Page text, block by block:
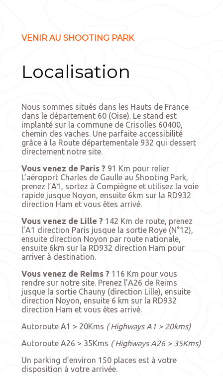
VENIR AU SHOOTING PARK
Localisation
Nous sommes situés dans les Hauts de France
dans le département 60 (Oise). Le stand est
implanté sur la commune de Crisolles 60400,
chemin des vaches. Une parfaite accessibilité
grâce à la Route départementale 932 qui dessert
directement notre site.
Vous venez de Paris ? 91 Km pour relier
L’aéroport Charles de Gaulle au Shooting Park,
prenez l’A1, sortez à Compiègne et utilisez la voie
rapide jusque Noyon, ensuite 6km sur la RD932
direction Ham et vous êtes arrivé.
Vous venez de Lille ? 142 Km de route, prenez
l’A1 direction Paris jusque la sortie Roye (N°12),
ensuite direction Noyon par route nationale,
ensuite 6km sur la RD932 direction Ham pour
arriver à destination.
Vous venez de Reims ? 116 Km pour vous
rendre sur notre site. Prenez l’A26 de Reims
jusque la sortie Chauny (direction Lille), ensuite
direction Noyon, ensuite 6 km sur la RD932
direction Ham et vous êtes arrivé.
Autoroute A1 > 20Kms ( Highways A1 > 20kms)
Autoroute A26 > 35Kms ( Highways A26 > 35Kms)
Un parking d’environ 150 places est à votre
disposition à votre arrivée.